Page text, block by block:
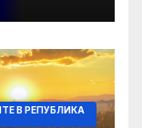
В РЕПУБЛИКА